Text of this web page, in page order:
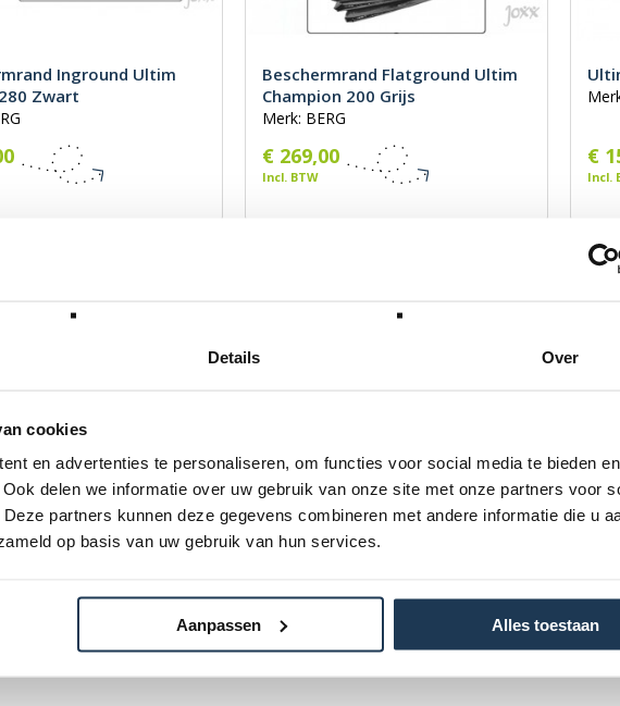
Details Over
cookies
en advertenties te personaliseren, om functies voor social media te bieden
delen we informatie over uw gebruik van onze site met onze partners voor
partners kunnen deze gegevens combineren met andere informatie die u
op basis van uw gebruik van hun services.
Aanpassen Alles toestaan
Inground Ultim
Zwart
Beschermrand Flatground Ultim
Champion 200 Grijs
Merk: BERG
€ 269,00
Incl. BTW
€
Incl.
Goldspring Solo (10
Afdekkegel Safety net - Comfort
(8 stuks)
Merk: BERG